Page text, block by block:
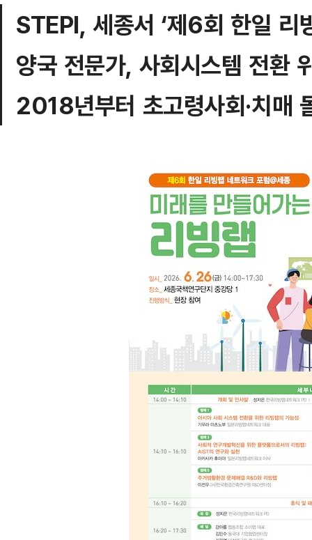
STEPI, 세종서 ‘제6회 한일 리
양국 전문가, 사회시스템 전환
2018년부터 초고령사회·치매